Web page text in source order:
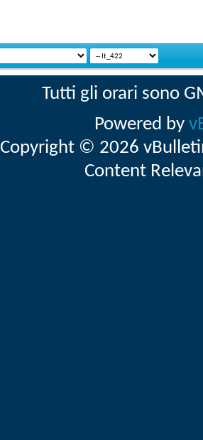
Tutti gli orari sono
Powered by
Copyright © 2026
Content